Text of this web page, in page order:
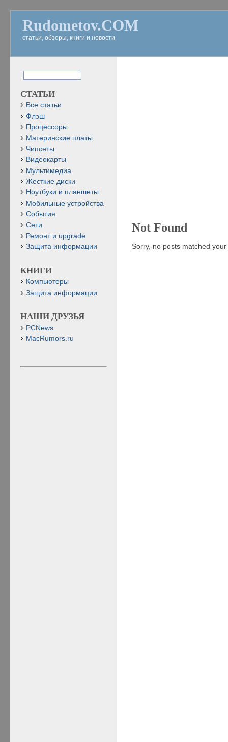
Rudometov.COM
статьи, обзоры, книги и новости
Not Found
Sorry, no posts matched
СТАТЬИ
Все статьи
Флэш
Процессоры
Материнские платы
Чипсеты
Видеокарты
Мультимедиа
Жесткие диски
Ноутбуки и планшеты
Мобильные устройства
События
Сети
Ремонт и upgrade
Защита информации
КНИГИ
Компьютеры
Защита информации
НАШИ ДРУЗЬЯ
PCNews
MacRumors.ru